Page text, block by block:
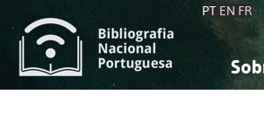
PT EN FR